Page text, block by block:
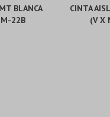
BLANCA
M-22B
CINTA
(V X